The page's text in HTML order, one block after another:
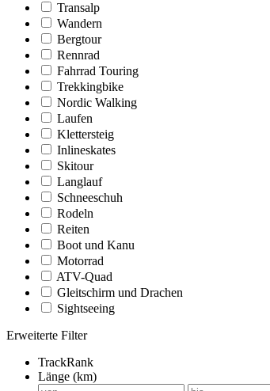
Transalp
Wandern
Bergtour
Rennrad
Fahrrad Touring
Trekkingbike
Nordic Walking
Laufen
Klettersteig
Inlineskates
Skitour
Langlauf
Schneeschuh
Rodeln
Reiten
Boot und Kanu
Motorrad
ATV-Quad
Gleitschirm und Drachen
Sightseeing
Erweiterte Filter
TrackRank
Länge (km)